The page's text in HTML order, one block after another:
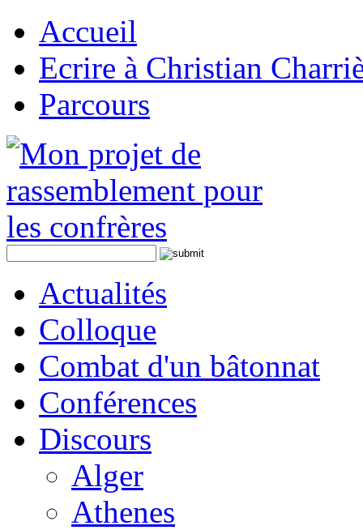
Accueil
Ecrire à Christian
Parcours
Actualités
Colloque
Combat d'un bâtonnat
Conférences
Discours
Alger
Athenes